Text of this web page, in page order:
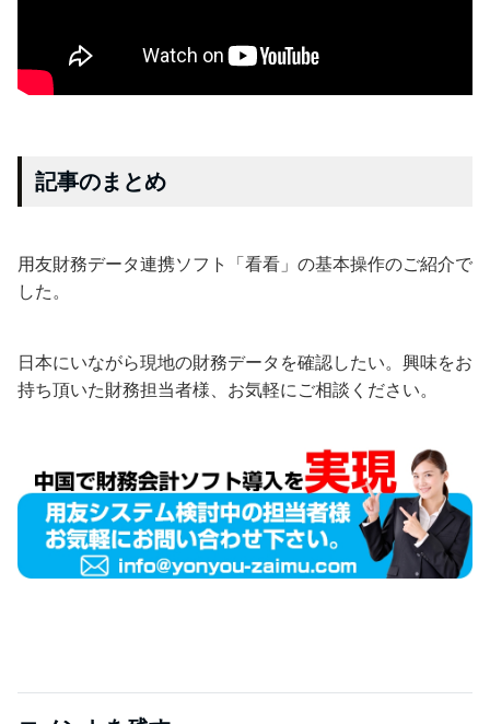
記事のまとめ
用友財務データ連携ソフト「看看」の基本操作のご紹介で
した。
日本にいながら現地の財務データを確認したい。興味をお
持ち頂いた財務担当者様、お気軽にご相談ください。